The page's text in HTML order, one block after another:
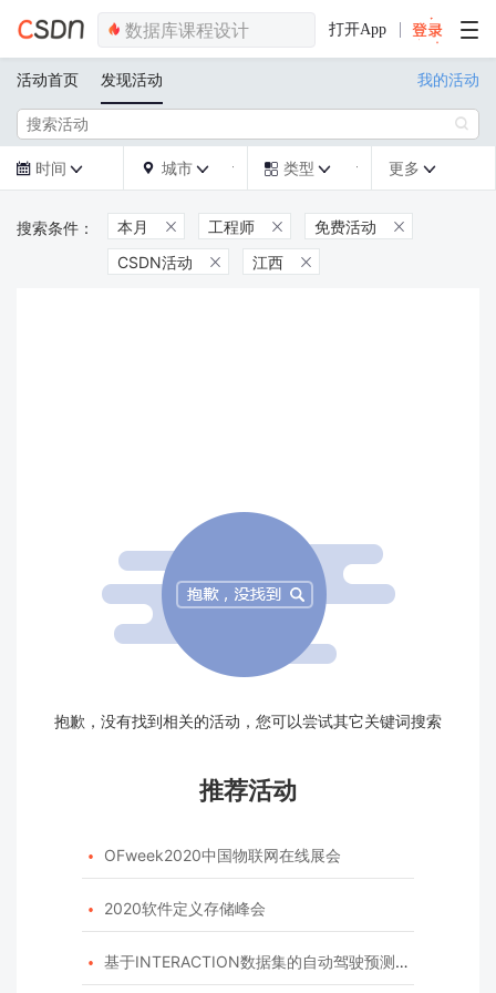
打开App
活动首页 发现活动 我的活动

 时间   城市   类型  更多 
本月  工程师  免费活动 
CSDN活动  江西 
抱歉，没有找到相关的活动，您可以尝试其它关键词搜索
推荐活动
 OFweek2020中国物联网在线展会
 2020软件定义存储峰会
 基于INTERACTION数据集的自动驾驶预测模型挑战赛